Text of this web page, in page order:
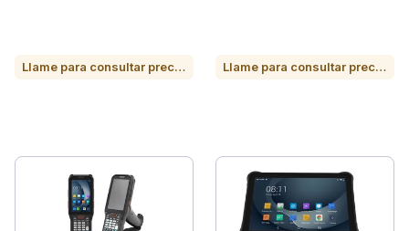
Llame para consultar precio o para comprar Llame para consultar precio o para comprar